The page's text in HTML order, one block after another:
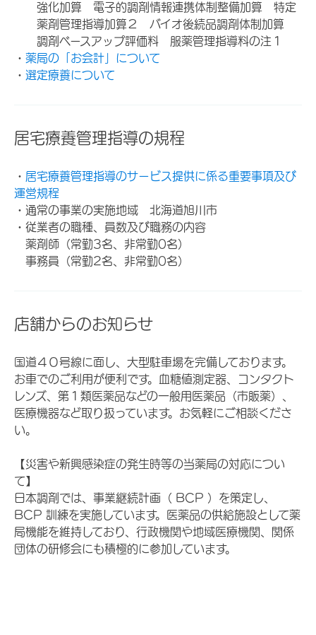
強化加算 電子的調剤情報連携体制整備加算 特定
薬剤管理指導加算２ バイオ後続品調剤体制加算
調剤ベースアップ評価料 服薬管理指導料の注１
・ 薬局の「お会計」について
・ 選定療養について
居宅療養管理指導の規程
・ 居宅療養管理指導のサービス提供に係る重要事項及び
運営規程
・通常の事業の実施地域 北海道旭川市
・従業者の職種、員数及び職務の内容
薬剤師（常勤3名、非常勤0名）
事務員（常勤2名、非常勤0名）
店舗からのお知らせ
国道４０号線に面し、大型駐車場を完備しております。
お車でのご利用が便利です。血糖値測定器、コンタクト
レンズ、第１類医薬品などの一般用医薬品（市販薬）、
医療機器など取り扱っています。お気軽にご相談くださ
い。
【災害や新興感染症の発生時等の当薬局の対応につい
て】
日本調剤では、事業継続計画（ BCP ）を策定し、
BCP 訓練を実施しています。医薬品の供給施設として薬
局機能を維持しており、行政機関や地域医療機関、関係
団体の研修会にも積極的に参加しています。